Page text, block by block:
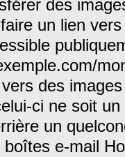
des
un lien
des
ci ne soit
un
boîtes e-mail